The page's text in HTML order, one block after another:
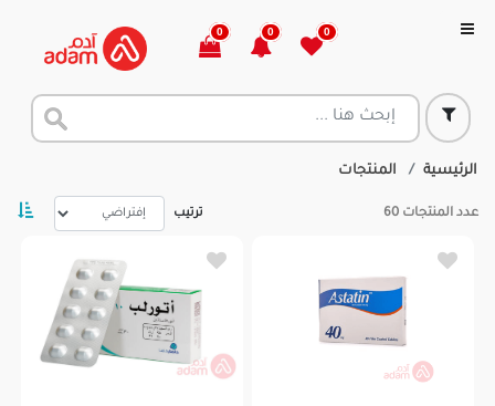
0
0
0
الرئيسية المنتجات
عدد المنتجات 60 ترتيب